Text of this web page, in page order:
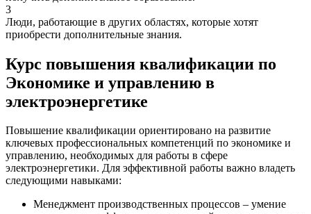
3
Люди, работающие в других областях, которые хотят
приобрести дополнительные знания.
Курс повышения квалификации по
Экономике и управлению в
электроэнергетике
Повышение квалификации ориентировано на развитие
ключевых профессиональных компетенций по экономике и
управлению, необходимых для работы в сфере
электроэнергетики. Для эффективной работы важно владеть
следующими навыками:
Менеджмент производственных процессов – умение